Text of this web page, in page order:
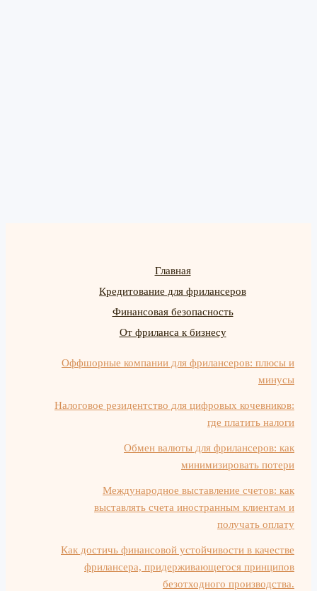
Главная
Кредитование для фрилансеров
Финансовая безопасность
От фриланса к бизнесу
Оффшорные компании для фрилансеров: плюсы и
минусы
Налоговое резидентство для цифровых кочевников:
где платить налоги
Обмен валюты для фрилансеров: как
минимизировать потери
Международное выставление счетов: как
выставлять счета иностранным клиентам и
получать оплату
Как достичь финансовой устойчивости в качестве
фрилансера, придерживающегося принципов
безотходного производства.